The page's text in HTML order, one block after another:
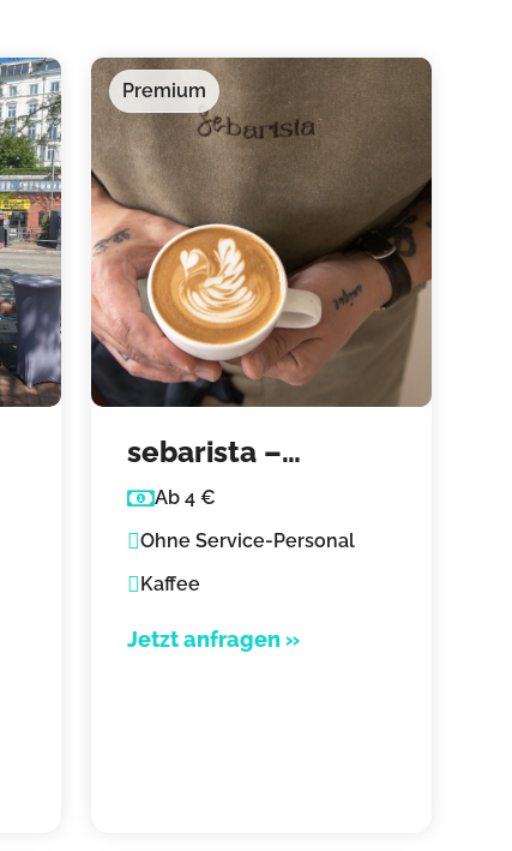
Premium
sebarista –
Premium Coffee
Catering
Ab 4 €
Ohne Service-Personal
Kaffee
Jetzt anfragen »